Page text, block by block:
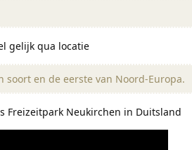
gelijk qua locatie
en de eerste van Noord-Europa.
Freizeitpark Neukirchen in Duitsland